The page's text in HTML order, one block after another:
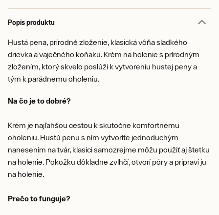
Popis produktu
Hustá pena, prírodné zloženie, klasická vôňa sladkého
drievka a vaječného koňaku. Krém na holenie s prírodným
zložením, ktorý skvelo poslúži k vytvoreniu hustej peny a
tým k parádnemu oholeniu.
Na čo je to dobré?
Krém je najľahšou cestou k skutočne komfortnému
oholeniu. Hustú penu s ním vytvoríte jednoduchým
nanesením na tvár, klasici samozrejme môžu použiť aj štetku
na holenie. Pokožku dôkladne zvlhčí, otvorí póry a pripraví ju
na holenie.
Prečo to funguje?